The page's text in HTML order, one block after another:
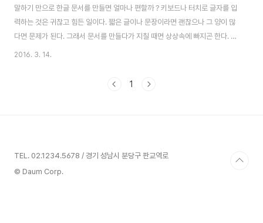
말하기 만으로 한글 문서를 만들면 얼마나 편할까 ? 키보드나 터치로 글자를 입
력하는 것은 귀찮고 힘든 일이다. 짧은 글이나 문장이라면 괜찮으나 그 양이 많
다면 문제가 된다. 그래서 문서를 만들다가 지칠 때면 상상속에 빠지곤 한다. 말
만하면 컴퓨터가 이를 저절로 입력해 주는 정말 편한 세상 ! 그런데 이것이 더
을 통한 문서 만들기 기능을 지원하기 시작했기 때문이다. 이에 구글 문서에서
2016. 3. 14.
1
TEL. 02.1234.5678 / 경기 성남시 분당구 판교역로
© Daum Corp.